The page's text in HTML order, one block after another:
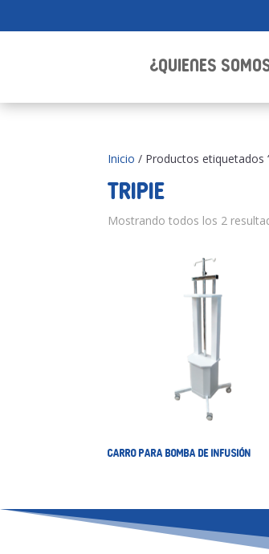
¿Quienes
Inicio / Productos etiquetados
Tripie
Mostrando todos los 2
CARRO PARA BOMBA DE INFUSIÓN